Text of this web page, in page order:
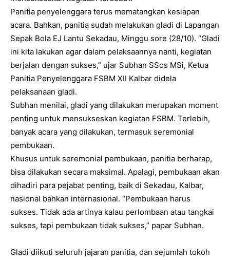
Panitia penyelenggara terus mematangkan kesiapan
acara. Bahkan, panitia sudah melakukan gladi di Lapangan
Sepak Bola EJ Lantu Sekadau, Minggu sore (28/10). “Gladi
ini kita lakukan agar dalam pelaksaannya nanti, kegiatan
berjalan dengan sukses,” ujar Subhan SSos MSi, Ketua
Panitia Penyelenggara FSBM XII Kalbar didela
pelaksanaan gladi.
Subhan menilai, gladi yang dilakukan merupakan moment
penting untuk mensukseskan kegiatan FSBM. Terlebih,
banyak acara yang dilakukan, termasuk seremonial
pembukaan.
Khusus untuk seremonial pembukaan, panitia berharap,
bisa dilakukan secara maksimal. Apalagi, pembukaan akan
dihadiri para pejabat penting, baik di Sekadau, Kalbar,
nasional bahkan internasional. “Pembukaan harus
sukses. Tidak ada artinya kalau perlombaan atau tangkai
sukses, tapi pembukaan tidak sukses,” papar Subhan.
Gladi diikuti seluruh jajaran panitia, dan sejumlah tokoh